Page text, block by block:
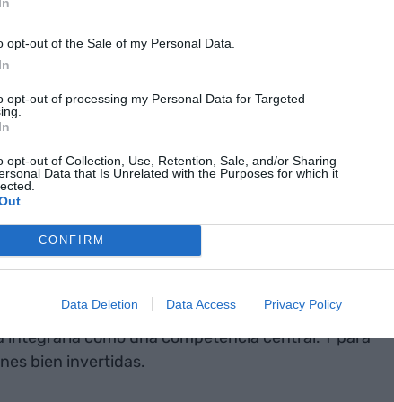
opt-out of the Sale of my Personal Data.
opt-out of processing my Personal Data for Targeted
opt-out of Collection, Use, Retention, Sale, and/or Sharing
Data that Is Unrelated with the Purposes for which it
CONFIRM
Data Deletion Data Access Privacy Policy
tu
Y
y, tal vez,
de una nueva temporada. Una en la que no
de marcar la diferencia. De dejar de ver la IA
integrarla como una competencia central. Y para
bien invertidas.